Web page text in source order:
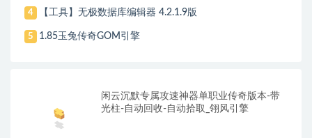
4 【工具】无极数据库编辑器 4.2.1.9版
5 1.85玉兔传奇GOM引擎
闲云沉默专属攻速神器单职业传奇版本-带
光柱-自动回收-自动拾取_翎风引擎